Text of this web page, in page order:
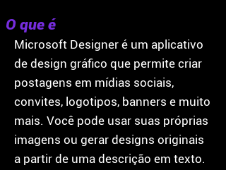
O que é
Microsoft Designer é um aplicativo
de design gráfico que permite criar
postagens em mídias sociais,
convites, logotipos, banners e muito
mais. Você pode usar suas próprias
imagens ou gerar designs originais
a partir de uma descrição em texto.